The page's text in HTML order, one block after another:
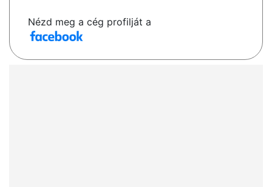
Nézd meg a cég profilját a